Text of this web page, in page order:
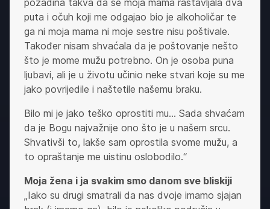
pozadina takva da se moja mama rastavljala dva
puta i očuh koji me odgajao bio je alkoholičar te
ga ni moja mama ni moje sestre nisu poštivale.
Također nisam shvaćala da je poštovanje nešto
što je mome mužu potrebno. On je osoba puna
ljubavi, ali je u životu učinio neke stvari koje su me
jako povrijedile i naštetile našemu braku.
Bilo mi je jako teško oprostiti mu… Sada shvaćam
da je Bogu najvažnije ono što je u našem srcu.
Shvativši to, lakše sam oprostila svome mužu, a
to opraštanje me uistinu oslobodilo.“
Moja žena i ja svakim smo danom sve bliskiji
„Iako su drugi smatrali da nas dvoje imamo sjajan